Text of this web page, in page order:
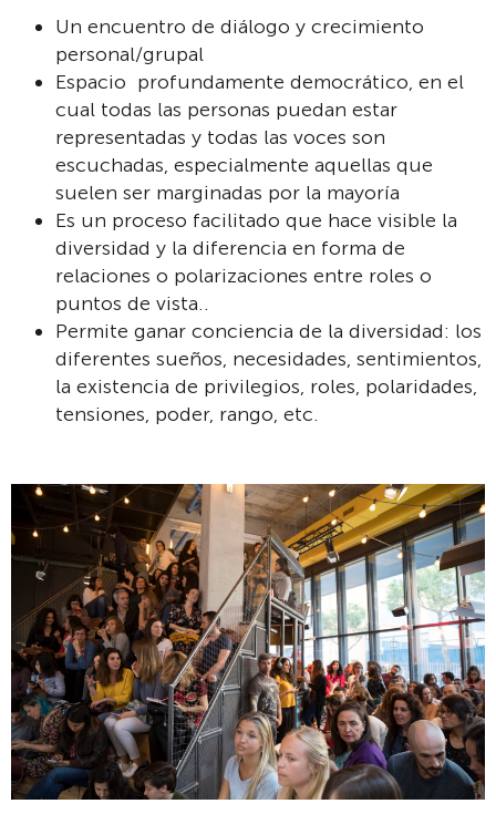
Un encuentro de diálogo y crecimiento
personal/grupal
Espacio profundamente democrático, en el
cual todas las personas puedan estar
representadas y todas las voces son
escuchadas​, especialmente aquellas que
suelen ser marginadas por la mayoría
Es un proceso facilitado que hace visible la
diversidad y la diferencia en forma de
relaciones o polarizaciones entre roles o
puntos de vista..
Permite ganar conciencia de la diversidad​: los
diferentes sueños, necesidades, sentimientos,
la existencia de privilegios, roles, polaridades,
tensiones, poder, rango, etc.